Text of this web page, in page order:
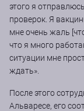
этого я
проверок. Я
мне очень жаль
что я много
ситуации мне
ждать».
После этого
Альваресе, его